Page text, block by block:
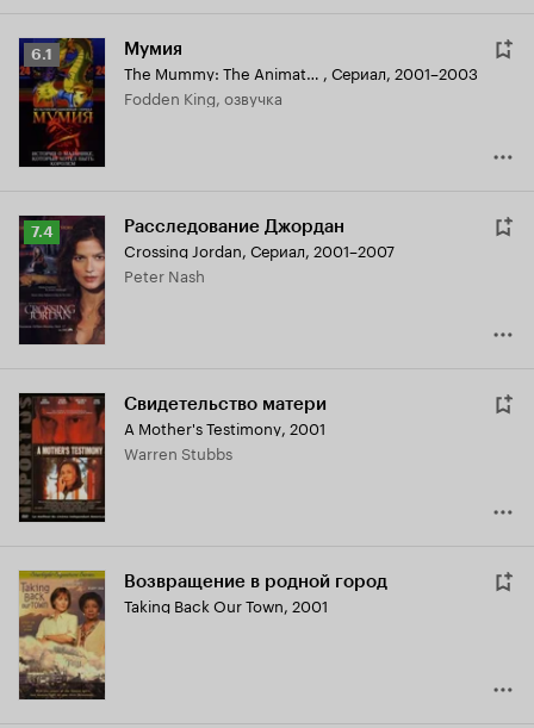
Рейтинг
Кинопоиска
6.1
6.1 Мумия
The Mummy: The Animated Series , Сериал, 2001–2003
Fodden King, озвучка
Рейтинг
Кинопоиска
7.4
7.4 Расследование Джордан
Crossing Jordan, Сериал, 2001–2007
Peter Nash
Свидетельство матери
A Mother's Testimony, 2001
Warren Stubbs
Возвращение в родной город
Taking Back Our Town, 2001